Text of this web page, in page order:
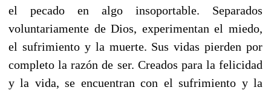
el pecado en algo insoportable. Separados
voluntariamente de Dios, experimentan el miedo,
el sufrimiento y la muerte. Sus vidas pierden por
completo la razón de ser. Creados para la felicidad
y la vida, se encuentran con el sufrimiento y la